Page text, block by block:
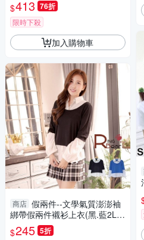
中大尺碼
$413 76折
限時下殺
加入購物車
商店 假兩件--文學氣質澎澎袖
綁帶假兩件襯衫上衣(黑.藍2L-5
L)-I34眼圈熊中大尺碼
$245 5折